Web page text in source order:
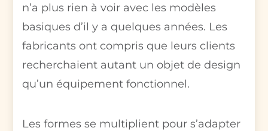
n’a plus rien à voir avec les modèles
basiques d’il y a quelques années. Les
fabricants ont compris que leurs clients
recherchaient autant un objet de design
qu’un équipement fonctionnel.
Les formes se multiplient pour s’adapter